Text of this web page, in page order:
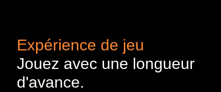
Expérience de jeu
Jouez avec une longueur
d'avance.